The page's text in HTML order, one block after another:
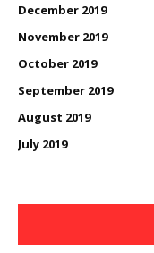
December 2019
November 2019
October 2019
September 2019
August 2019
July 2019